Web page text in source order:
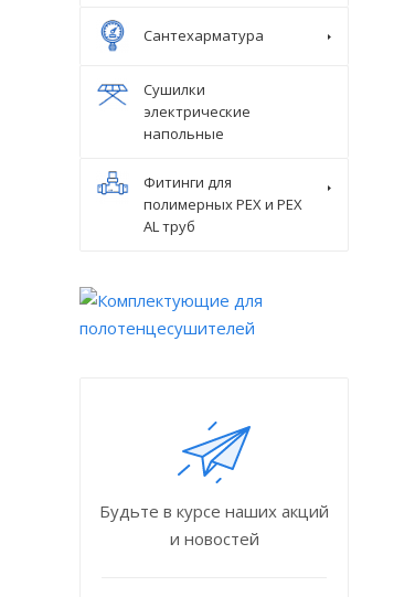
Сантехарматура
Сушилки
электрические
напольные
Фитинги для
полимерных PEX и PEX
AL труб
Будьте в курсе наших акций
и новостей